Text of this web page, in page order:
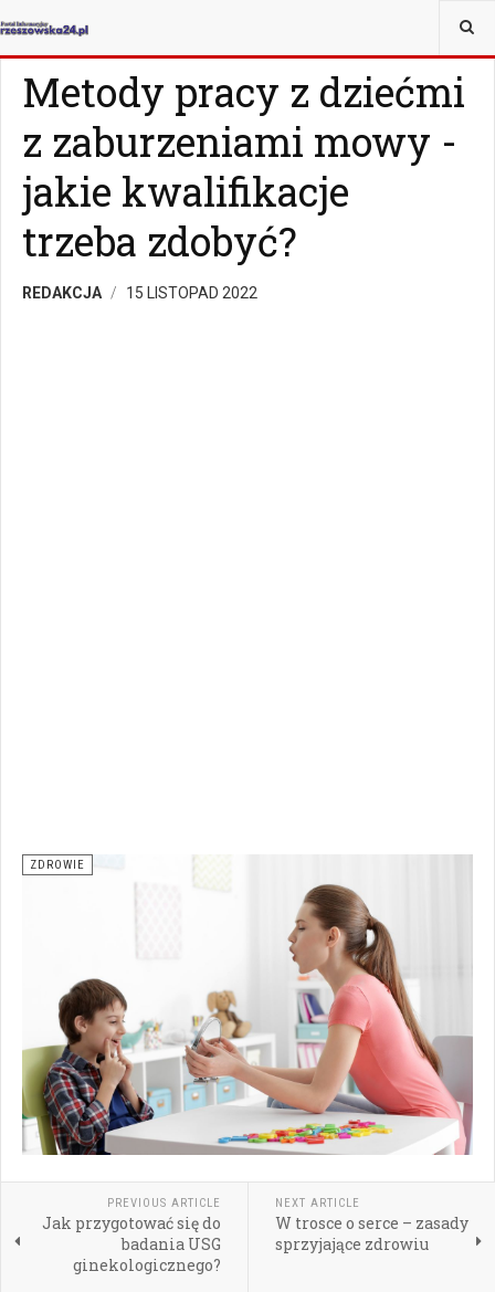
JESTEŚ TUTAJ:
Metody pracy z dziećmi
z zaburzeniami mowy -
jakie kwalifikacje
trzeba zdobyć?
REDAKCJA 15 LISTOPAD 2022
ZDROWIE
PREVIOUS ARTICLE
Jak przygotować się do
badania USG
ginekologicznego?
NEXT ARTICLE
W trosce o serce – zasady
sprzyjające zdrowiu